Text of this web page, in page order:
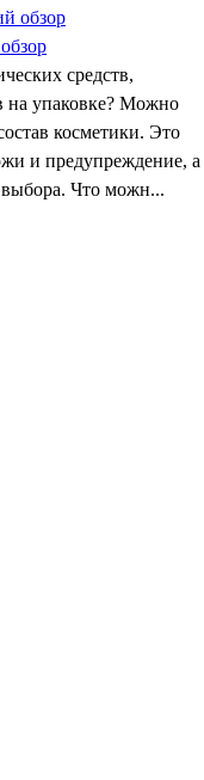
средств,
на упаковке? Можно
косметики. Это
и предупреждение, а
выбора. Что можн...